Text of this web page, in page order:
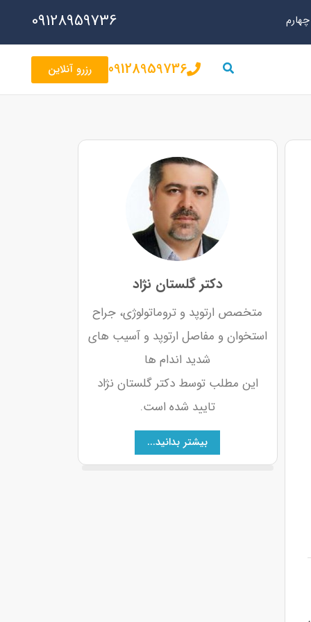
09128959736
09128959736 رزرو آنلاین
دکتر گلستان نژاد
متخصص ارتوپد و تروماتولوژی، جراح
استخوان و مفاصل ارتوپد و آسیب های
شدید اندام ها
این مطلب توسط دکتر گلستان نژاد
تایید شده است.
بیشتر بدانید...